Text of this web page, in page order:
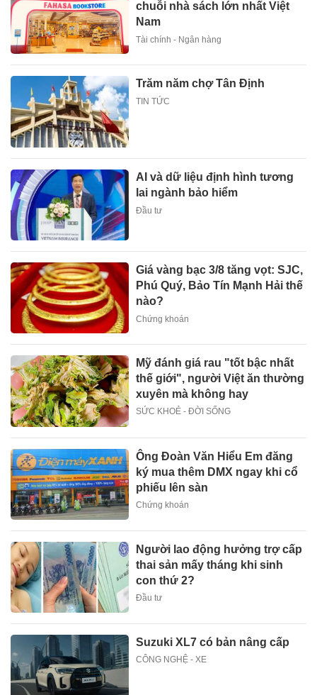
chuỗi nhà sách lớn nhất Việt
Nam
Tài chính - Ngân hàng
Trăm năm chợ Tân Định
TIN TỨC
AI và dữ liệu định hình tương
lai ngành bảo hiểm
Đầu tư
Giá vàng bạc 3/8 tăng vọt: SJC,
Phú Quý, Bảo Tín Mạnh Hải thế
nào?
Chứng khoán
Mỹ đánh giá rau "tốt bậc nhất
thế giới", người Việt ăn thường
xuyên mà không hay
SỨC KHOẺ - ĐỜI SỐNG
Ông Đoàn Văn Hiểu Em đăng
ký mua thêm DMX ngay khi cổ
phiếu lên sàn
Chứng khoán
Người lao động hưởng trợ cấp
thai sản mấy tháng khi sinh
con thứ 2?
Đầu tư
Suzuki XL7 có bản nâng cấp
CÔNG NGHỆ - XE